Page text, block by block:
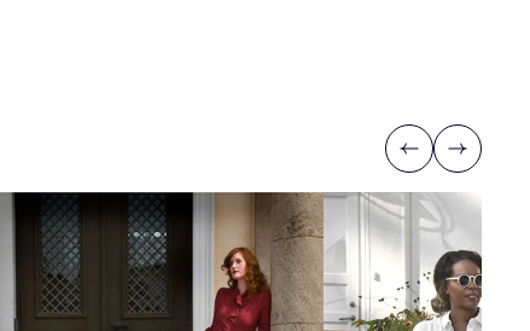
Previous
Next